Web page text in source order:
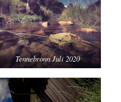
Tennebronn Juli 2020